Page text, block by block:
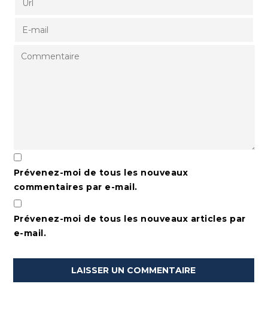
Prévenez-moi de tous les nouveaux
commentaires par e-mail.
Prévenez-moi de tous les nouveaux articles par
e-mail.